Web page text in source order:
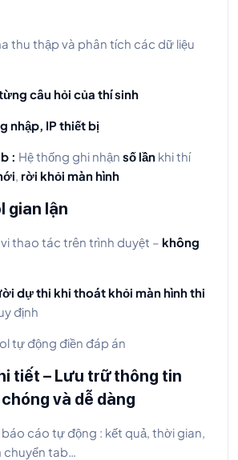
thu thập và phân tích các dữ liệu
câu hỏi của thí sinh
nhập, IP thiết bị
: Hệ thống ghi nhận số lần khi thí
, rời khỏi màn hình
gian lận
thao tác trên trình duyệt – không
dự thi khi thoát khỏi màn hình thi
định
tự động điền đáp án
tiết – Lưu trữ thông tin
và dễ dàng
cáo tự động : kết quả, thời gian,
chuyển tab…